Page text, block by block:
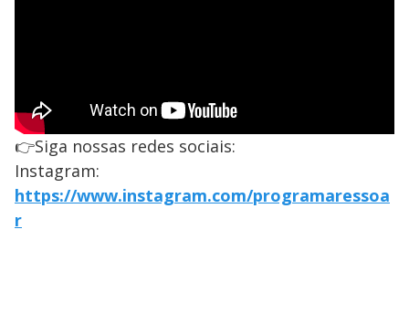
👉Siga nossas redes sociais:
Instagram:
https://www.instagram.com/programaressoa
r